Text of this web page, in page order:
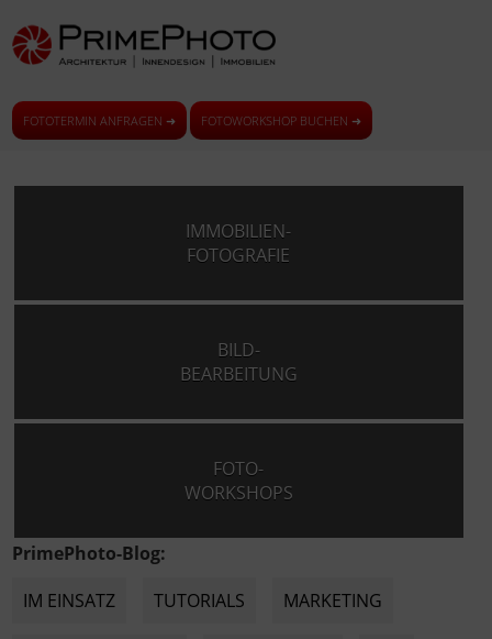
FOTOTERMIN ANFRAGEN ➜ FOTOWORKSHOP BUCHEN ➜
IMMOBILIEN-
FOTOGRAFIE
BILD-
BEARBEITUNG
FOTO-
WORKSHOPS
PrimePhoto-Blog:
IM EINSATZ
TUTORIALS MARKETING